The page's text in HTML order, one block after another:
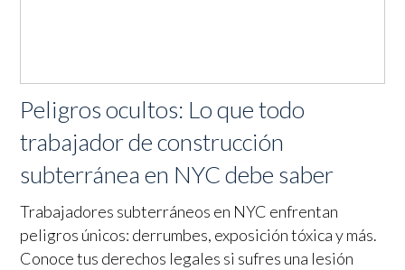
Peligros ocultos: Lo que todo
trabajador de construcción
subterránea en NYC debe saber
Trabajadores subterráneos en NYC enfrentan
peligros únicos: derrumbes, exposición tóxica y más.
Conoce tus derechos legales si sufres una lesión